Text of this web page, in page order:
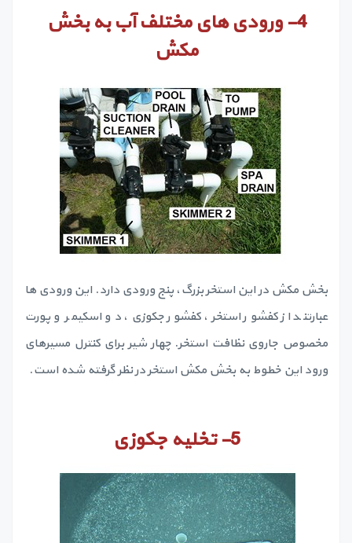
4- ورودی های مختلف آب به بخش
مکش
بخش مکش در این استخر بزرگ، پنج ورودی دارد. این ورودی ها
عبارتند از کفشور استخر، کفشور جکوزی، دو اسکیمر و پورت
مخصوص جاروی نظافت استخر. چهار شیر برای کنترل مسیرهای
ورود این خطوط به بخش مکش استخر در نظر گرفته شده است.
5- تخلیه جکوزی